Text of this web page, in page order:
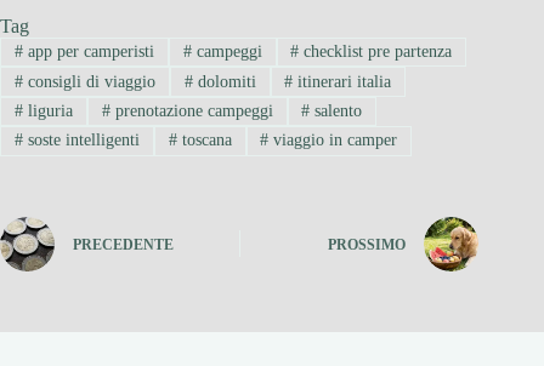
Tag
#app per camperisti #campeggi # checklist pre partenza
#consigli di viaggio #dolomiti # itinerari italia
#liguria #prenotazione campeggi # salento
#soste intelligenti #toscana # viaggio in camper
PRECEDENTE PROSSIMO